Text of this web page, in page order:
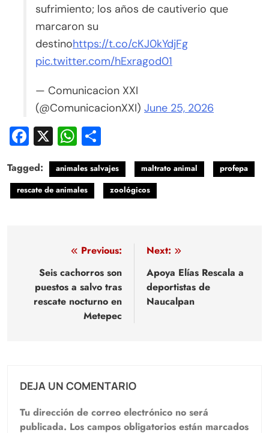
sufrimiento; los años de cautiverio que
marcaron su
destinohttps://t.co/cKJ0kYdjFg
pic.twitter.com/hExragod01
— Comunicacion XXI
(@ComunicacionXXI) June 25, 2026
Facebook
X WhatsApp
Tagged: animales salvajes maltrato animal
profepa
rescate de animales
zoológicos
Navegación
entradas
Previous:
Seis cachorros son
puestos a salvo tras
rescate nocturno en
Metepec
Next:
Apoya Elías Rescala a
deportistas de
Naucalpan
DEJA UN COMENTARIO
Tu dirección de correo electrónico no será
publicada. Los campos obligatorios están marcados